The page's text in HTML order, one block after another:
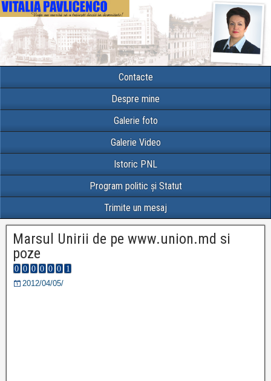
Contacte
Despre mine
Galerie foto
Galerie Video
Istoric PNL
Program politic și Statut
Trimite un mesaj
Marsul Unirii de pe www.union.md si
poze
2012/04/05/